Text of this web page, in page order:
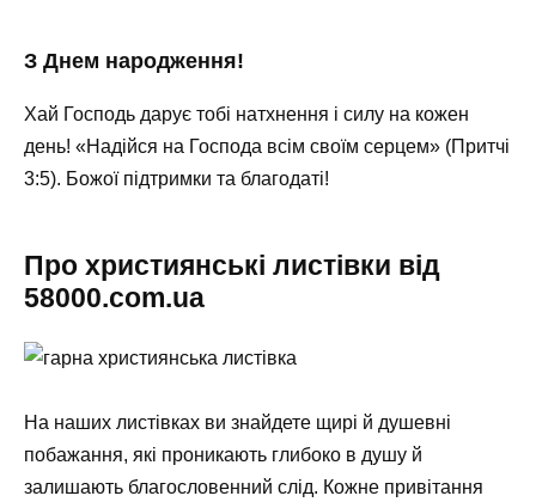
З Днем народження!
Хай Господь дарує тобі натхнення і силу на кожен
день! «Надійся на Господа всім своїм серцем» (Притчі
3:5). Божої підтримки та благодаті!
Про християнські листівки від
58000.com.ua
На наших листівках ви знайдете щирі й душевні
побажання, які проникають глибоко в душу й
залишають благословенний слід. Кожне привітання